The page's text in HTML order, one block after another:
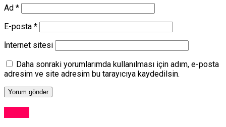
Ad *
E-posta *
İnternet sitesi
Daha sonraki yorumlarımda kullanılması için adım, e-posta
adresim ve site adresim bu tarayıcıya kaydedilsin.